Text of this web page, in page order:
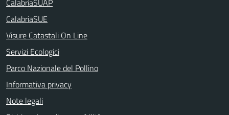
CalabriaSUE
Visure Catastali On Line
Servizi Ecologici
Parco Nazionale del Pollino
Informativa privacy
Note legali